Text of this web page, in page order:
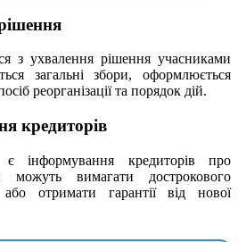
з ухвалення рішення учасниками
загальні збори, оформлюється
реорганізації та порядок дій.
кредиторів
інформування кредиторів про
вимагати дострокового
або отримати гарантії від нової